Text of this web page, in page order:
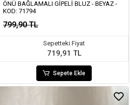
ÖNÜ BAĞLAMALI GIPELI BLUZ - BEYAZ -
KOD: 71794
799,90 TL
Sepetteki Fiyat
719,91 TL
Sepete Ekle